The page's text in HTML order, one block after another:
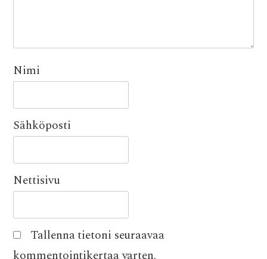
Nimi
Sähköposti
Nettisivu
Tallenna tietoni seuraavaa
kommentointikertaa varten.